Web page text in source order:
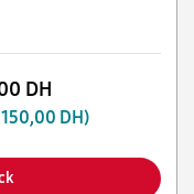
DH
DH)